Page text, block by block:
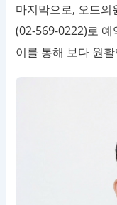
마지막으로, 오드
(02-569-0222)로
이를 통해 보다 원